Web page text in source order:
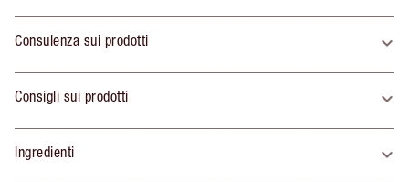
Consulenza sui prodotti
Consigli sui prodotti
Ingredienti